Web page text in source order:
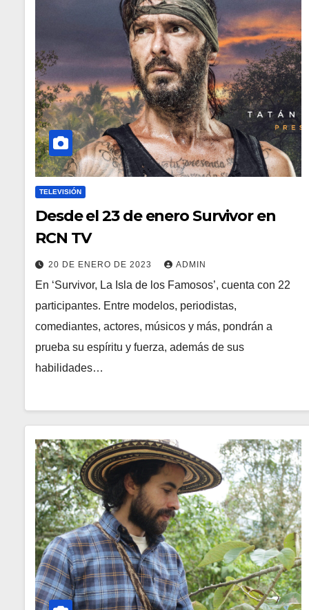
TELEVISIÓN
Desde el 23 de enero Survivor en
RCN TV
20 DE ENERO DE 2023 ADMIN
En ‘Survivor, La Isla de los Famosos’, cuenta con 22
participantes. Entre modelos, periodistas,
comediantes, actores, músicos y más, pondrán a
prueba su espíritu y fuerza, además de sus
habilidades…